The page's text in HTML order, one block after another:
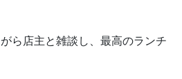
ら店主と雑談し、最高のランチ